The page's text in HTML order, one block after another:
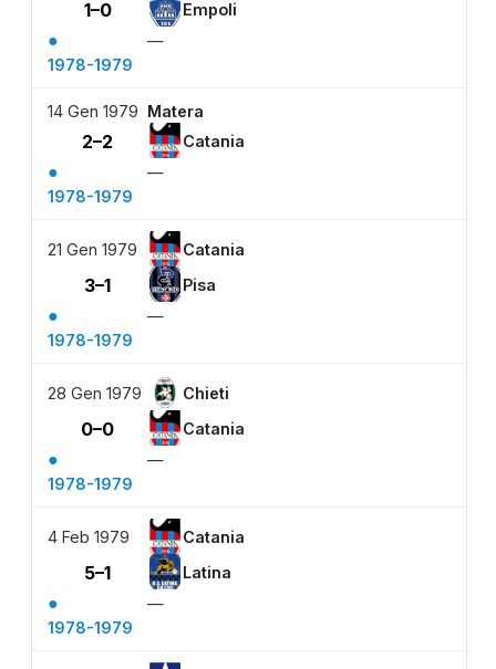
1–0 Empoli
●
—
1978-1979
14 Gen 1979 Matera
2–2 Catania
●
—
1978-1979
21 Gen 1979 Catania
3–1 Pisa
●
—
1978-1979
28 Gen 1979 Chieti
0–0 Catania
●
—
1978-1979
4 Feb 1979 Catania
5–1 Latina
●
—
1978-1979